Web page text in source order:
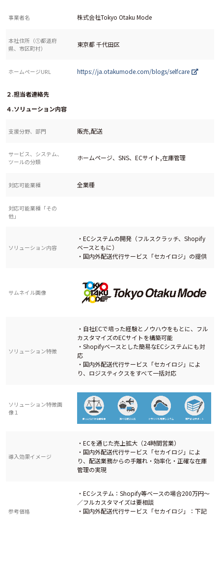
事業者名 株式会社Tokyo Otaku Mode
本社住所（①都道府
県、市区町村）
東京都 千代田区
ホームページURL https://ja.otakumode.com/blogs/selfcare
２.担当者連絡先
４.ソリューション内容
支援分野、部門 販売,配送
サービス、システム、
ツールの分類
ホームページ、SNS、ECサイト,在庫管理
対応可能業種 全業種
対応可能業種「その
他」
ソリューション内容
・ECシステムの開発（フルスクラッチ、Shopify
ベースともに）
・国内外配送代行サービス「セカイロジ」の提供
サムネイル画像
ソリューション特徴
・自社ECで培った経験とノウハウをもとに、フル
カスタマイズのECサイトを構築可能
・Shopifyベースとした簡易なECシステムにも対
応
・国内外配送代行サービス「セカイロジ」によ
り、ロジスティクスをすべて一括対応
ソリューション特徴画
像１
導入効果イメージ
・ECを通じた売上拡大（24時間営業）
・国内外配送代行サービス「セカイロジ」によ
り、配送業務からの手離れ・効率化・正確な在庫
管理の実現
参考価格
・ECシステム：Shopify等ベースの場合200万円〜
／フルカスタマイズは要相談
・国内外配送代行サービス「セカイロジ」：下記